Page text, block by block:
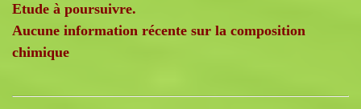
Etude à poursuivre.
Aucune information récente sur la composition
chimique